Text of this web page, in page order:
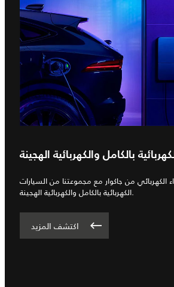
بالكامل والكهربائية الهجينة
الكهربائي من جاكوار مع مجموعتنا من السيارات
الكهربائية بالكامل والكهربائية الهجينة.
اكتشف المزيد